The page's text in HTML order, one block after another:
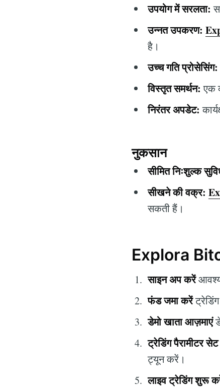
उपयोग में सरलता:
उन्नत उपकरण:
है।
उच्च गति प्रोसेसिंग:
विस्तृत समर्थन: एक
निरंतर अपडेट:
नुकसान
सीमित निःशुल्क
सीखने की वक्र:
सकती हैं।
Explora
साइन अप करें
फंड जमा करें
डेमो खाता आज़माएं
ट्रेडिंग पैरामीटर
ट्यून करें।
लाइव ट्रेडिंग शुरू